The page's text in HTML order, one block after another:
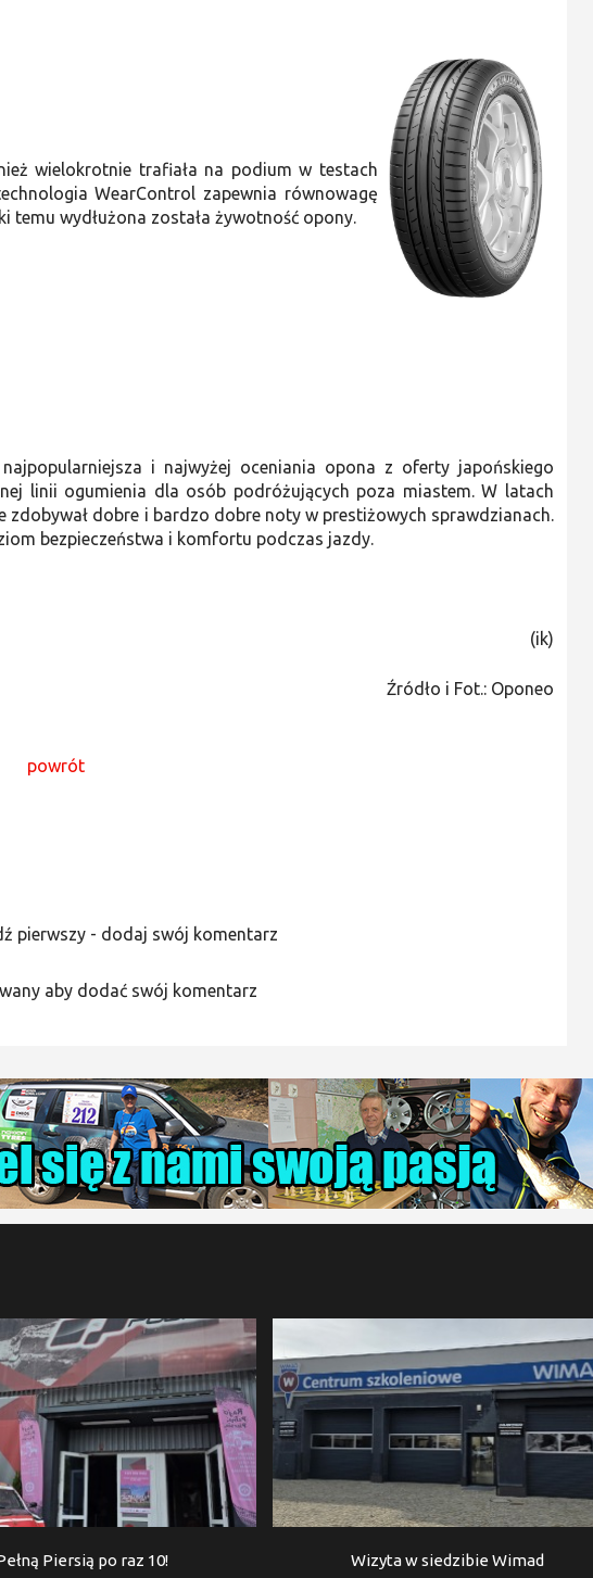
wielokrotnie trafiała na podium w testach
WearControl zapewnia równowagę
temu wydłużona została żywotność opony.
i najwyżej oceniania opona z oferty japońskiego
linii ogumienia dla osób podróżujących poza miastem. W latach
zdobywał dobre i bardzo dobre noty w prestiżowych sprawdzianach.
bezpieczeństwa i komfortu podczas jazdy.
(ik)
Źródło i Fot.: Oponeo
powrót
pierwszy - dodaj swój komentarz
aby dodać swój komentarz
Piersią po raz 10! Wizyta w siedzibie Wimad